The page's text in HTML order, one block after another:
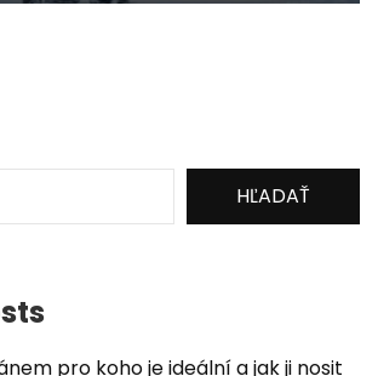
HĽADAŤ
pro koho je ideální a jak ji nosit